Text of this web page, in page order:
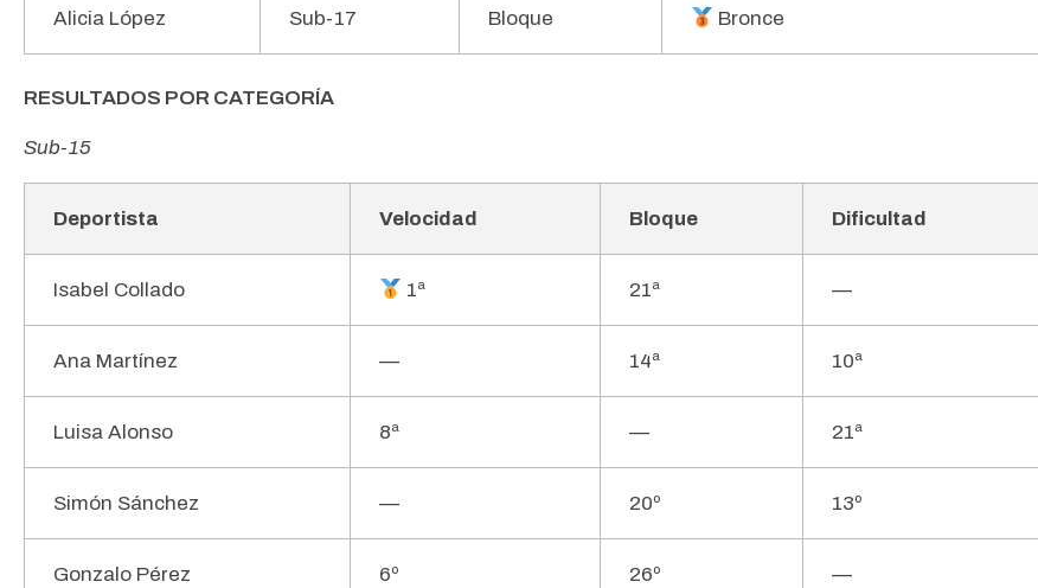
Alicia López Sub-17 Bloque Bronce
RESULTADOS POR CATEGORÍA
Sub-15
Deportista Velocidad Bloque Dificultad
Isabel Collado 1ª 21ª —
Ana Martínez — 14ª 10ª
Luisa Alonso 8ª — 21ª
Simón Sánchez — 20º 13º
Gonzalo Pérez 6º 26º —